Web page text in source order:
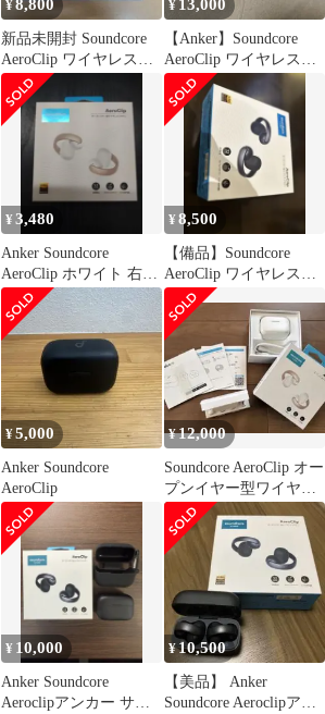
¥8,800
新品未開封 Soundcore
AeroClip ワイヤレスイ
ヤホン ブラック
¥ 13,000
【Anker】Soundcore
AeroClip ワイヤレスイ
ヤホン
¥3,480
Anker Soundcore
AeroClip ホワイト 右イ
ヤホンのみ
¥8,500
【備品】Soundcore
AeroClip ワイヤレスイ
ヤホン 本体
¥5,000
Anker Soundcore
AeroClip
¥12,000
Soundcore AeroClip オー
プンイヤー型ワイヤレ
スイヤホン
¥ 10,000
Anker Soundcore
Aeroclipアンカー サウ
¥10,500
【美品】 Anker
Soundcore Aeroclipアン